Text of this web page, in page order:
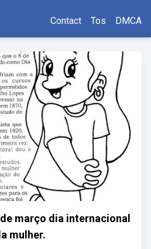
Contact Tos DMCA
março dia internacional
mulher.